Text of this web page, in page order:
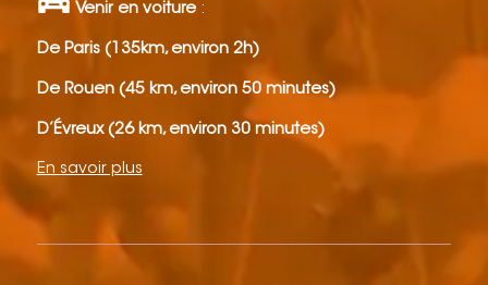
Venir en voiture:
De Paris (135km, environ 2h)
De Rouen (45 km, environ 50 minutes)
D’Évreux (26 km, environ 30 minutes)
En savoir plus